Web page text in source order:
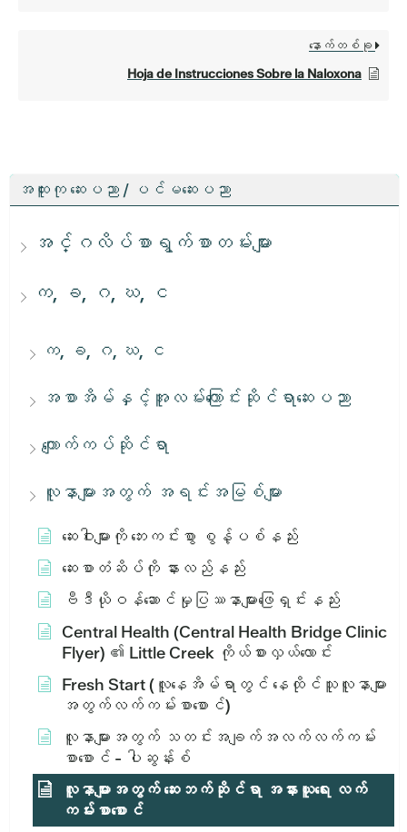
အထူးကု ဆေးပညာ / ပင်မဆေးပညာ
အင်္ဂလိပ်စာရွက်စာတမ်းများ
က, ခ, ဂ, ဃ, င
က, ခ, ဂ, ဃ, င
အစာအိမ်နှင့်အူလမ်းကြောင်းဆိုင်ရာဆေးပညာ
ကျောက်ကပ်ဆိုင်ရာ
လူနာများအတွက် အရင်းအမြစ်များ
ဆေးဝါးများကို ဘေးကင်းစွာ စွန့်ပစ်နည်း
ဆေးစာတံဆိပ်ကို နားလည်နည်း
ဗီဒီယိုဝန်ဆောင်မှုပြဿနာများဖြေရှင်းနည်း
Central Health (Central Health Bridge Clinic
Flyer) ၏ Little Creek ကိုယ်စားလှယ်လောင်း
Fresh Start (လူနေအိမ်ရာတွင် နေထိုင်သူလူနာများ
အတွက်လက်ကမ်းစာစောင်)
လူနာများအတွက် သတင်းအချက်အလက်လက်ကမ်း
စာစောင် - ပါဆွန်းစ်
လူနာများအတွက် ဆေးဘက်ဆိုင်ရာ အနားယူရေး လက်
ကမ်းစာစောင်
နောက်တစ်ခု
Hoja de Instrucciones Sobre la Naloxona